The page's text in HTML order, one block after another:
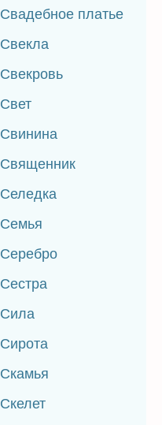
Свадебное платье
Свекла
Свекровь
Свет
Свинина
Священник
Селедка
Семья
Серебро
Сестра
Сила
Сирота
Скамья
Скелет